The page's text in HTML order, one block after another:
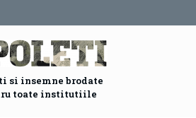
si insemne brodate
toate institutiile